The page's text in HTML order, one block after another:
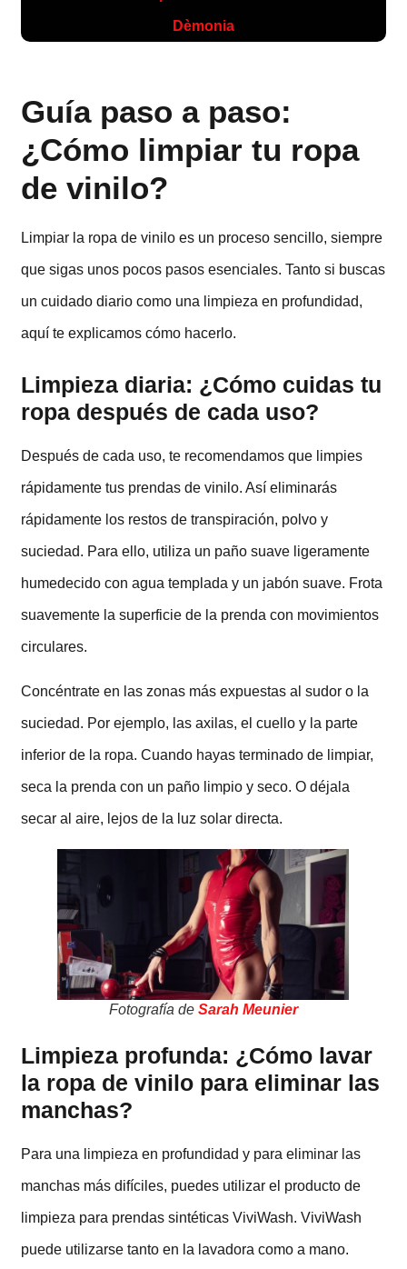
Dèmonia
Guía paso a paso:
¿Cómo limpiar tu ropa
de vinilo?
Limpiar la ropa de vinilo es un proceso sencillo, siempre
que sigas unos pocos pasos esenciales. Tanto si buscas
un cuidado diario como una limpieza en profundidad,
aquí te explicamos cómo hacerlo.
Limpieza diaria: ¿Cómo cuidas tu
ropa después de cada uso?
Después de cada uso, te recomendamos que limpies
rápidamente tus prendas de vinilo. Así eliminarás
rápidamente los restos de transpiración, polvo y
suciedad. Para ello, utiliza un paño suave ligeramente
humedecido con agua templada y un jabón suave. Frota
suavemente la superficie de la prenda con movimientos
circulares.
Concéntrate en las zonas más expuestas al sudor o la
suciedad. Por ejemplo, las axilas, el cuello y la parte
inferior de la ropa. Cuando hayas terminado de limpiar,
seca la prenda con un paño limpio y seco. O déjala
secar al aire, lejos de la luz solar directa.
Fotografía de Sarah Meunier
Limpieza profunda: ¿Cómo lavar
la ropa de vinilo para eliminar las
manchas?
Para una limpieza en profundidad y para eliminar las
manchas más difíciles, puedes utilizar el producto de
limpieza para prendas sintéticas ViviWash. ViviWash
puede utilizarse tanto en la lavadora como a mano.